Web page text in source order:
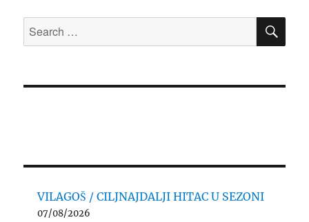
je
prijavu,
Tužilaštvu
Bačka
Topola,
Search
for:
VILAGOŠ / CILJNAJDALJI HITAC U SEZONI
07/08/2026